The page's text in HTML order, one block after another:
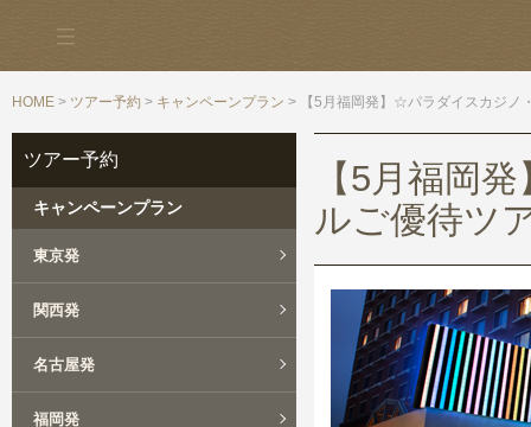
HOME > ツアー予約 > キャンペーンプラン > 【5月福岡発】☆パラダイスカジノ
【5月福岡
ルご優待ツ
ツアー予約
キャンペーンプラン
東京発
関西発
名古屋発
福岡発